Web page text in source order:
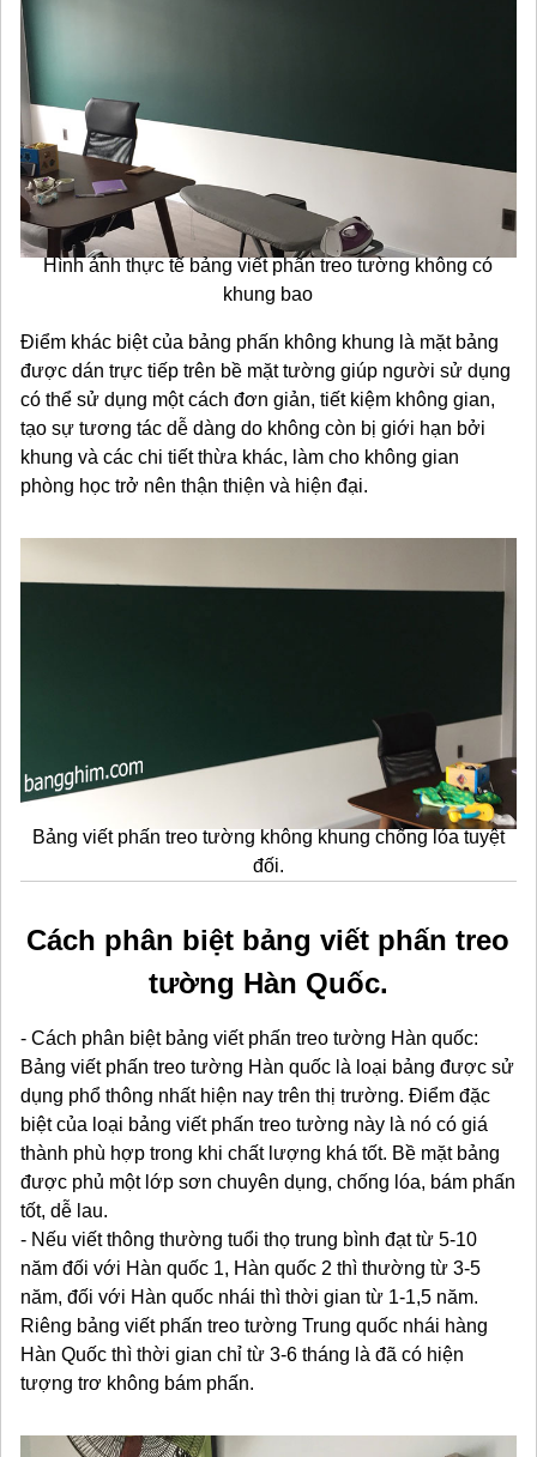
Hình ảnh thực tế bảng viết phấn treo tường không có
khung bao
Điểm khác biệt của bảng phấn không khung là mặt bảng
được dán trực tiếp trên bề mặt tường giúp người sử dụng
có thể sử dụng một cách đơn giản, tiết kiệm không gian,
tạo sự tương tác dễ dàng do không còn bị giới hạn bởi
khung và các chi tiết thừa khác, làm cho không gian
phòng học trở nên thận thiện và hiện đại.
Bảng viết phấn treo tường không khung chống lóa tuyệt
đối.
Cách phân biệt bảng viết phấn treo
tường Hàn Quốc.
- Cách phân biệt bảng viết phấn treo tường Hàn quốc:
Bảng viết phấn treo tường Hàn quốc là loại bảng được sử
dụng phổ thông nhất hiện nay trên thị trường. Điểm đặc
biệt của loại bảng viết phấn treo tường này là nó có giá
thành phù hợp trong khi chất lượng khá tốt. Bề mặt bảng
được phủ một lớp sơn chuyên dụng, chống lóa, bám phấn
tốt, dễ lau.
- Nếu viết thông thường tuổi thọ trung bình đạt từ 5-10
năm đối với Hàn quốc 1, Hàn quốc 2 thì thường từ 3-5
năm, đối với Hàn quốc nhái thì thời gian từ 1-1,5 năm.
Riêng bảng viết phấn treo tường Trung quốc nhái hàng
Hàn Quốc thì thời gian chỉ từ 3-6 tháng là đã có hiện
tượng trơ không bám phấn.